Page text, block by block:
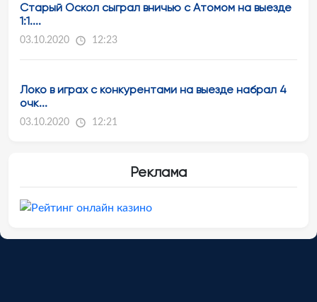
Старый Оскол сыграл вничью с Атомом на выезде
1:1....
03.10.2020 12:23
Локо в играх с конкурентами на выезде набрал 4
очк...
03.10.2020 12:21
Реклама